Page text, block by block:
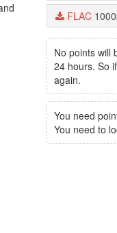
FLAC
No points will
24 hours. So
again.
You need
You need to